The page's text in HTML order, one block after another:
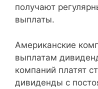
МОСТОТРЕСТ
ФосАгро
получают
выплаты.
Американские
выплатам
компаний платят
дивиденды с